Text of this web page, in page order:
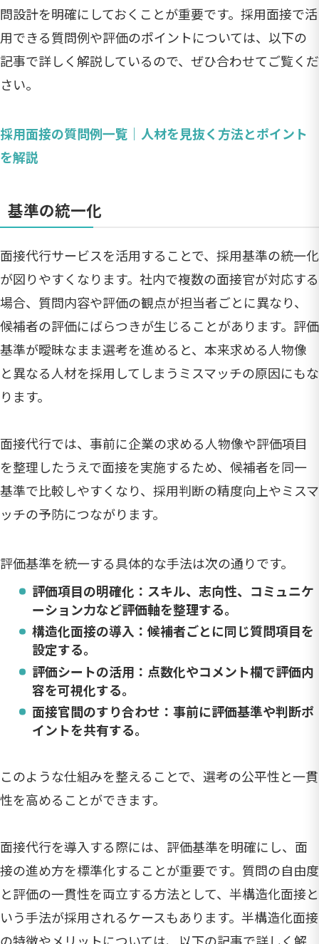
問設計を明確にしておくことが重要です。採用面接で活
用できる質問例や評価のポイントについては、以下の
記事で詳しく解説しているので、ぜひ合わせてご覧くだ
さい。
採用面接の質問例一覧｜人材を見抜く方法とポイント
を解説
基準の統一化
面接代行サービスを活用することで、採用基準の統一化
が図りやすくなります。社内で複数の面接官が対応する
場合、質問内容や評価の観点が担当者ごとに異なり、
候補者の評価にばらつきが生じることがあります。評価
基準が曖昧なまま選考を進めると、本来求める人物像
と異なる人材を採用してしまうミスマッチの原因にもな
ります。
面接代行では、事前に企業の求める人物像や評価項目
を整理したうえで面接を実施するため、候補者を同一
基準で比較しやすくなり、採用判断の精度向上やミスマ
ッチの予防につながります。
評価基準を統一する具体的な手法は次の通りです。
評価項目の明確化 ：スキル、志向性、コミュニケ
ーション力など評価軸を整理する。
構造化面接の導入 ：候補者ごとに同じ質問項目を
設定する。
評価シートの活用 ：点数化やコメント欄で評価内
容を可視化する。
面接官間のすり合わせ ：事前に評価基準や判断ポ
イントを共有する。
このような仕組みを整えることで、選考の公平性と一貫
性を高めることができます。
面接代行を導入する際には、評価基準を明確にし、面
接の進め方を標準化することが重要です。質問の自由度
と評価の一貫性を両立する方法として、半構造化面接と
いう手法が採用されるケースもあります。半構造化面接